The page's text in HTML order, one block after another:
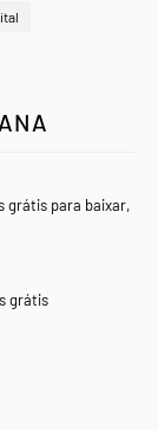
grátis para baixar,
grátis